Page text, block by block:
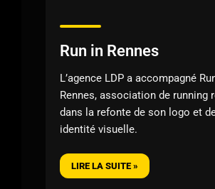
Run in Rennes
L’agence LDP a accompagné
Rennes, association de running
dans la refonte de son logo et
identité visuelle.
LIRE LA SUITE »